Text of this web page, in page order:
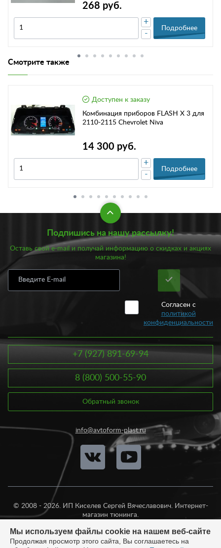
268 руб.
-
+
Подробнее
Смотрите также
Доступен к заказу
Комбинация приборов FLASH X 3 для
2110-2115 Chevrolet Niva
14 300 руб.
-
+
Подробнее
Подпишись на нашу рассылку!
Оставь свой e-mail и получай информацию о скидках и акциях
магазина!
Согласен с
политикой
конфиденциальности
+7 (927) 891-69-94
8 (800) 500-55-90
Обратный звонок
info@avtoform-plast.ru
© 2008 - 2026. ИП Киселев Сергей Вячеславович. Интернет-
магазин тюнинга.
Мы используем файлы cookie на нашем веб-сайте
Продолжая просмотр этого сайта, Вы соглашаетесь на